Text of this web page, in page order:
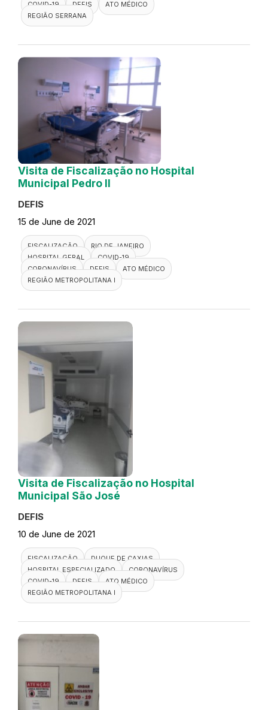
COVID-19 DEFIS
ATO MÉDICO
REGIÃO SERRANA
Visita de Fiscalização no Hospital
Municipal Pedro II
DEFIS
15 de June de 2021
FISCALIZAÇÃO
RIO DE JANEIRO
HOSPITAL GERAL
COVID-19
CORONAVÍRUS
DEFIS
ATO MÉDICO
REGIÃO METROPOLITANA I
Visita de Fiscalização no Hospital
Municipal São José
DEFIS
10 de June de 2021
FISCALIZAÇÃO
DUQUE DE CAXIAS
HOSPITAL ESPECIALIZADO
CORONAVÍRUS
COVID-19
DEFIS
ATO MÉDICO
REGIÃO METROPOLITANA I